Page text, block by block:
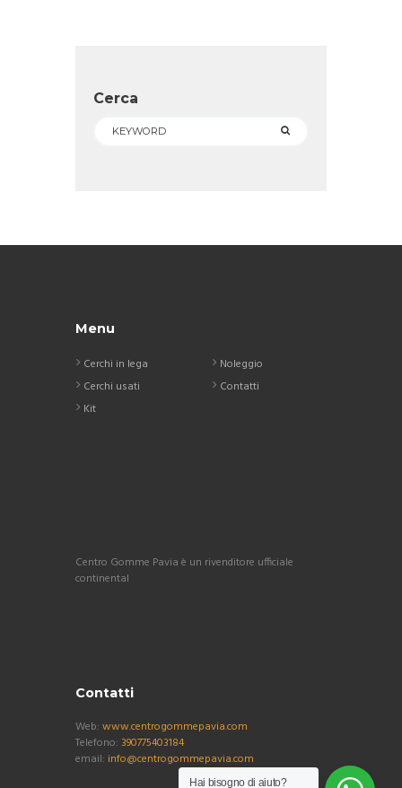
Cerca
Menu
Cerchi in lega
Cerchi usati
Kit
Noleggio
Contatti
Centro Gomme Pavia è un rivenditore ufficiale
continental
Contatti
Web: www.centrogommepavia.com
Telefono: 390775403184
email: info@centrogommepavia.com
Hai bisogno di aiuto?